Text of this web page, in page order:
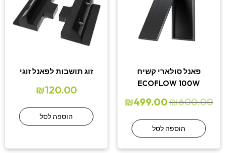
פאנל סולארי קשיח
ECOFLOW 100W
₪600.00
₪499.00
הוספה לסל
זוג תושבות לפאנל זוגי
₪120.00
הוספה לסל